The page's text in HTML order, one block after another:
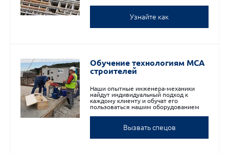
Узнайте как
Обучение технологиям МСА
строителей
Наши опытные инженера-механики
найдут индивидуальный подход к
каждому клиенту и обучат его
пользоваться нашим оборудованием
Вызвать спецов